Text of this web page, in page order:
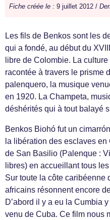
Fiche créée le : 9 juillet 2012 /
Les fils de Benkos sont les
qui a fondé, au début du
libre de Colom­bie. La
racon­tée à tra­vers le prisme
palen­quero, la musique
en 1920. La Cham­peta,
déshérités qui à tout bal­ayé
Benkos Biohó fut un
la libéra­tion des esclaves
de San Basilio (Palenque :
libres) en accueil­lant tous
Sur toute la côte caribéenne
africains réson­nent encore
D’abord il y a eu la Cumbia
venu de Cuba. Ce film nous